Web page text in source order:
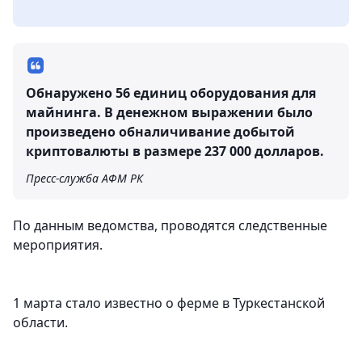
Обнаружено 56 единиц оборудования для
майнинга. В денежном выражении было
произведено обналичивание добытой
криптовалюты в размере 237 000 долларов.
Пресс-служба АФМ РК
По данным ведомства, проводятся следственные
мероприятия.
1 марта стало известно о ферме в Туркестанской
области.